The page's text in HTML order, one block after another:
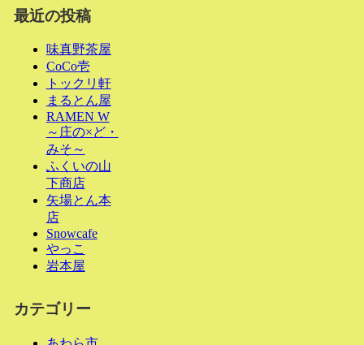
最近の投稿
味真野茶屋
CoCo壱
トックリ軒
まるとん屋
RAMEN W
～庄の×ど・
みそ～
ふくいの山
下商店
矢場とん本
店
Snowcafe
やっこ
岩本屋
カテゴリー